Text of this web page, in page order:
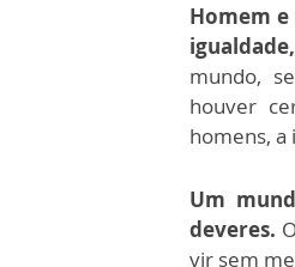
Homem
mundo,
houver
homens, a
Um
deveres.
vir sem